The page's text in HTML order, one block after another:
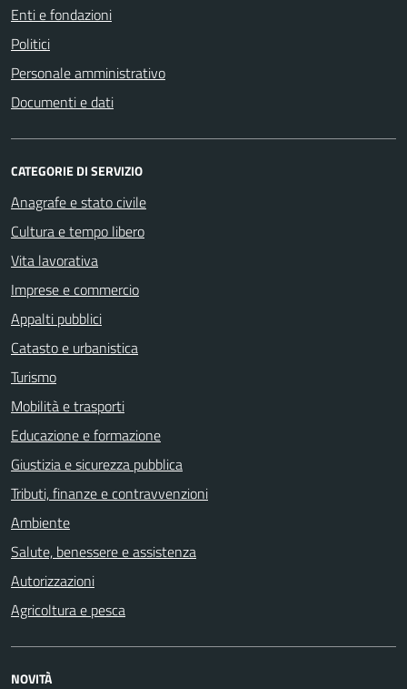
Enti e fondazioni
Politici
Personale amministrativo
Documenti e dati
CATEGORIE DI SERVIZIO
Anagrafe e stato civile
Cultura e tempo libero
Vita lavorativa
Imprese e commercio
Appalti pubblici
Catasto e urbanistica
Turismo
Mobilità e trasporti
Educazione e formazione
Giustizia e sicurezza pubblica
Tributi, finanze e contravvenzioni
Ambiente
Salute, benessere e assistenza
Autorizzazioni
Agricoltura e pesca
NOVITÀ